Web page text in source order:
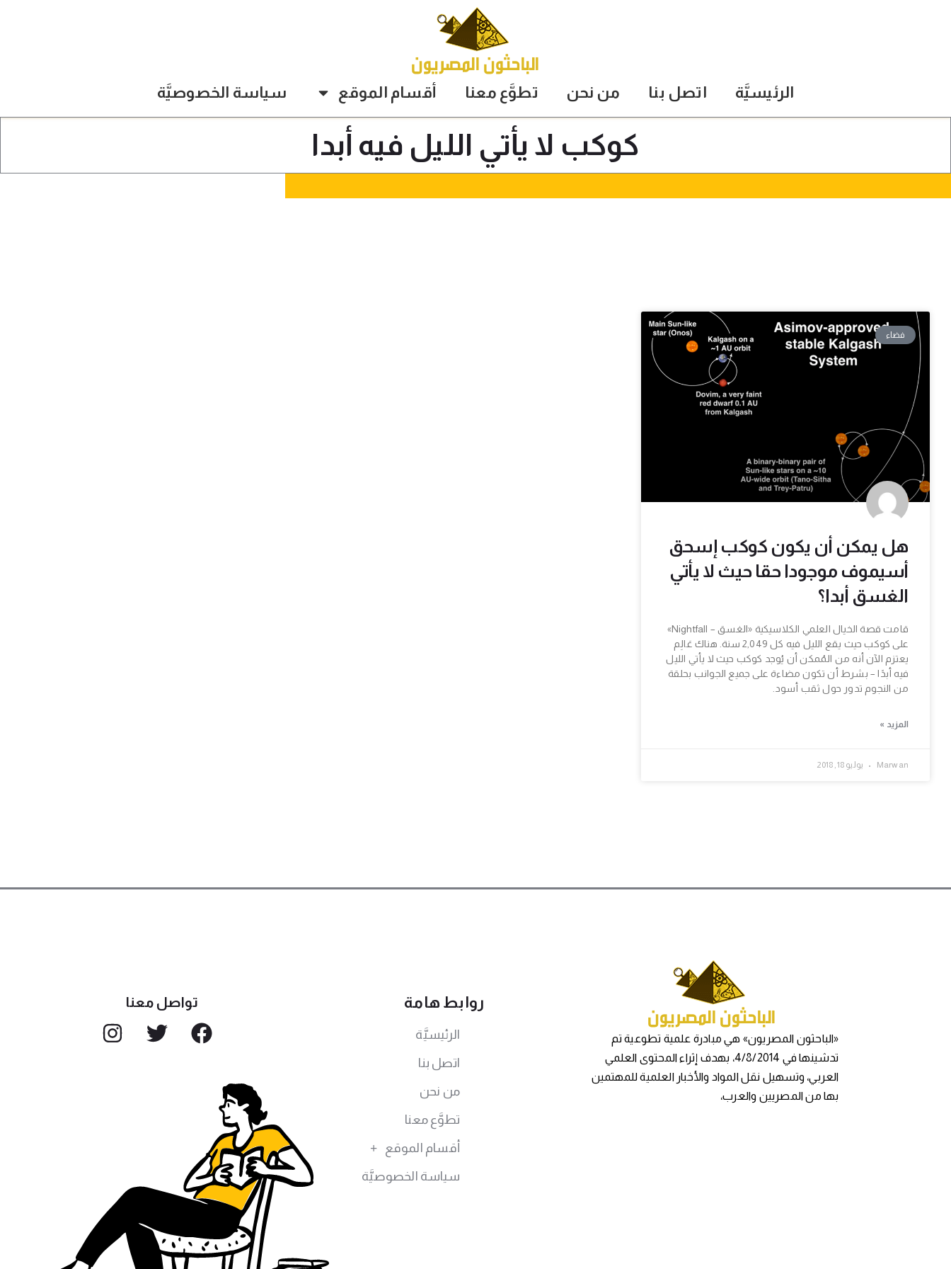
الرئيسيَّة اتصل بنا من نحن تطوَّع معنا أقسام الموقع سياسة الخصوصيَّة
كوكب لا يأتي الليل فيه أبدا
فضاء
هل يمكن أن يكون كوكب إسحق
أسيموف موجودا حقا حيث لا يأتي
الغسق أبدا؟
قامت قصة الخيال العلمي الكلاسيكية «الغسق – Nightfall»
على كوكب حيث يقع الليل فيه كل 2,049 سنة. هناك عَالِم
يعتزم الآن أنه من المُمكن أن يُوجد كوكب حيث لا يأتي الليل
فيه أبدًا – بشرط أن تكون مضاءة على جميع الجوانب بحلقة
من النجوم تدور حول ثقب أسود.
المزيد »
Marwan يوليو 18, 2018
«الباحثون المصريون» هي مبادرة علمية تطوعية تم
تدشينها في 4/8/2014، بهدف إثراء المحتوى العلمي
العربي، وتسهيل نقل المواد والأخبار العلمية للمهتمين
بها من المصريين والعرب،
روابط هامة
الرئيسيَّة
اتصل بنا
من نحن
تطوَّع معنا
أقسام الموقع
سياسة الخصوصيَّة
تواصل معنا